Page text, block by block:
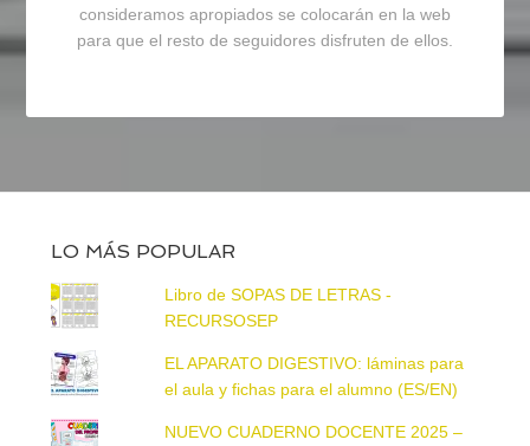
consideramos apropiados se colocarán en la web
para que el resto de seguidores disfruten de ellos.
LO MÁS POPULAR
Libro de SOPAS DE LETRAS -
RECURSOSEP
EL APARATO DIGESTIVO: láminas para
el aula y fichas para el alumno (ES/EN)
NUEVO CUADERNO DOCENTE 2025 –